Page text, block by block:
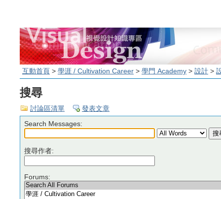
互動首頁 > 學涯 / Cultivation Career > 學門 Academy > 設計 >
搜尋
討論區清單 發表文章
Search Messages:
搜尋作者:
Forums: